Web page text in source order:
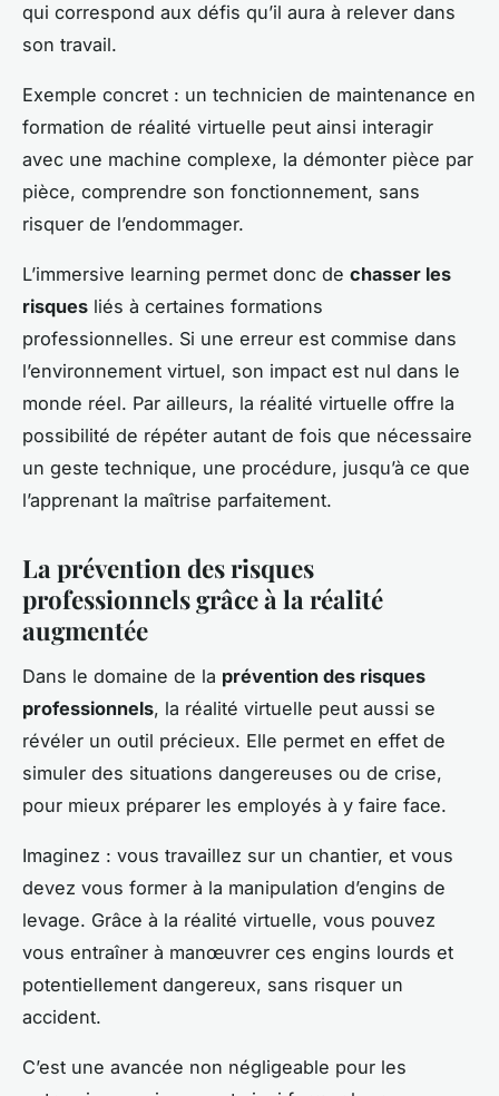
qui correspond aux défis qu’il aura à relever dans
son travail.
Exemple concret : un technicien de maintenance en
formation de réalité virtuelle peut ainsi interagir
avec une machine complexe, la démonter pièce par
pièce, comprendre son fonctionnement, sans
risquer de l’endommager.
L’immersive learning permet donc de chasser les
risques liés à certaines formations
professionnelles. Si une erreur est commise dans
l’environnement virtuel, son impact est nul dans le
monde réel. Par ailleurs, la réalité virtuelle offre la
possibilité de répéter autant de fois que nécessaire
un geste technique, une procédure, jusqu’à ce que
l’apprenant la maîtrise parfaitement.
La prévention des risques
professionnels grâce à la réalité
augmentée
Dans le domaine de la prévention des risques
professionnels, la réalité virtuelle peut aussi se
révéler un outil précieux. Elle permet en effet de
simuler des situations dangereuses ou de crise,
pour mieux préparer les employés à y faire face.
Imaginez : vous travaillez sur un chantier, et vous
devez vous former à la manipulation d’engins de
levage. Grâce à la réalité virtuelle, vous pouvez
vous entraîner à manœuvrer ces engins lourds et
potentiellement dangereux, sans risquer un
accident.
C’est une avancée non négligeable pour les